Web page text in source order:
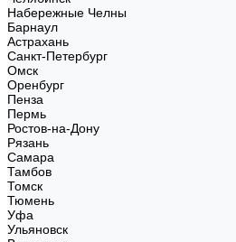
Набережные Челны
Барнаул
Астрахань
Санкт-Петербург
Омск
Оренбург
Пенза
Пермь
Ростов-на-Дону
Рязань
Самара
Тамбов
Томск
Тюмень
Уфа
Ульяновск